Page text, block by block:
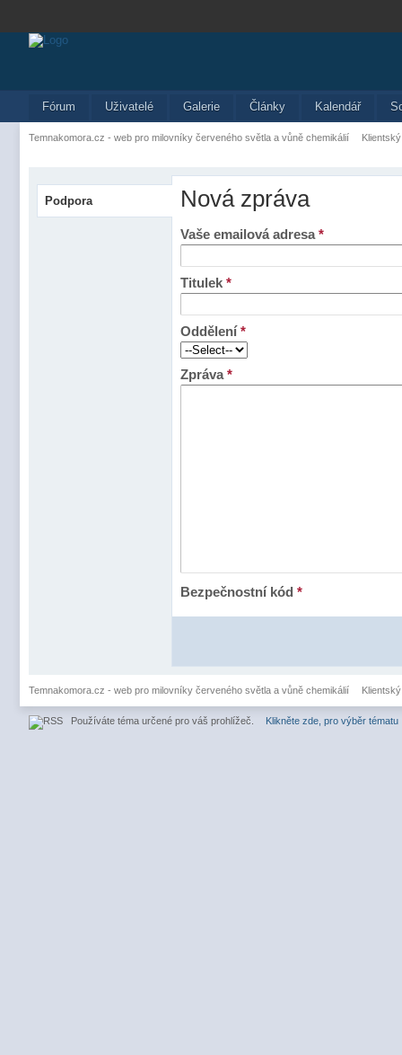
Fórum Uživatelé Galerie Články Kalendář
Temnakomora.cz - web pro milovníky červeného světla a vůně chemikálií
Podpora Nová zpráva
Vaše emailová adresa*
Titulek *
Oddělení*
Zpráva*
Bezpečnostní kód *
Temnakomora.cz - web pro milovníky červeného světla a vůně chemikálií
Používáte téma určené pro váš prohlížeč. Klikněte zde, pro výběr tématu